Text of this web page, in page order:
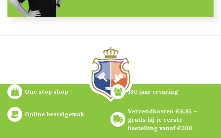
One stop shop 130 jaar ervaring
Online bestelgemak
Verzendkosten €6,95 –
gratis bij je eerste
bestelling vanaf €200